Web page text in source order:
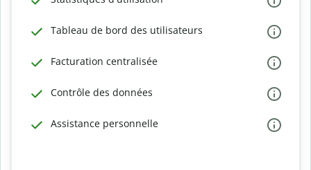
Tableau de bord des utilisateurs
Facturation centralisée
Contrôle des données
Assistance personnelle